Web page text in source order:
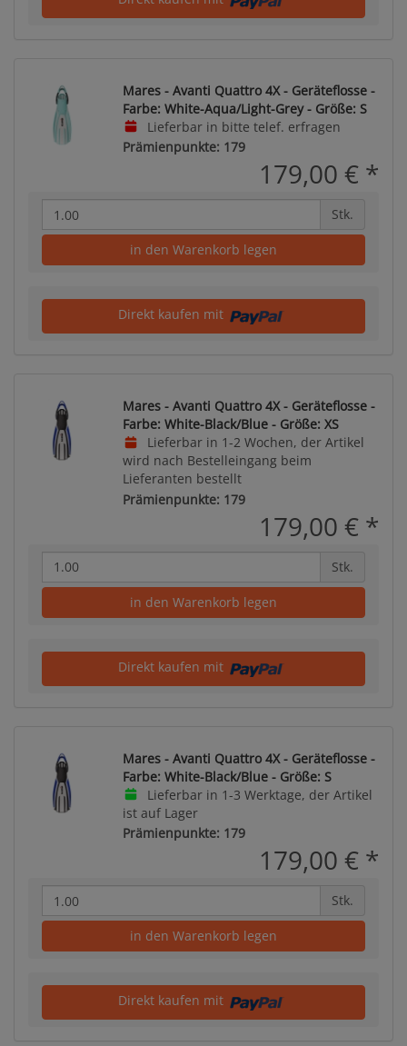
Mares - Avanti Quattro 4X - Geräteflosse -
Farbe: White-Aqua/Light-Grey - Größe: S
Lieferbar in bitte telef. erfragen
Prämienpunkte: 179
179,00 € *
Stk.
in den Warenkorb legen
Direkt kaufen mit
Mares - Avanti Quattro 4X - Geräteflosse -
Farbe: White-Black/Blue - Größe: XS
Lieferbar in 1-2 Wochen, der Artikel
wird nach Bestelleingang beim
Lieferanten bestellt
Prämienpunkte: 179
179,00 € *
Stk.
in den Warenkorb legen
Direkt kaufen mit
Mares - Avanti Quattro 4X - Geräteflosse -
Farbe: White-Black/Blue - Größe: S
Lieferbar in 1-3 Werktage, der Artikel
ist auf Lager
Prämienpunkte: 179
179,00 € *
Stk.
in den Warenkorb legen
Direkt kaufen mit